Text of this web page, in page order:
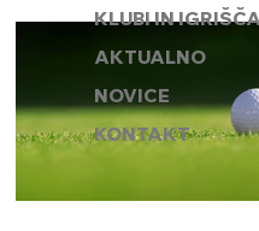
KLUBI IN
AKTUALNO
NOVICE
KONTAKT